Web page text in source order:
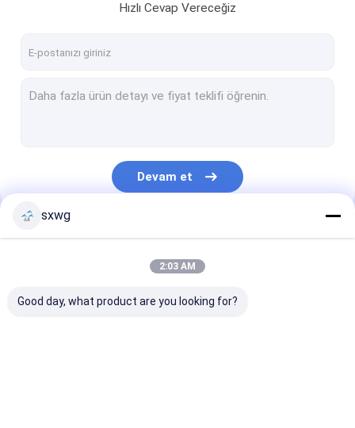
Tungsten Karbür Punch
Tungsten Karbür Pimleri
Tungsten Karbür Düğme
Tungsten Karbür Bar
Tungsten Karpit Şeritleri
Hızlı Cevap Vereceğiz
Devam et
Kategorilerimiz
sxwg
2:03 AM
Good day, what product are you looking for?